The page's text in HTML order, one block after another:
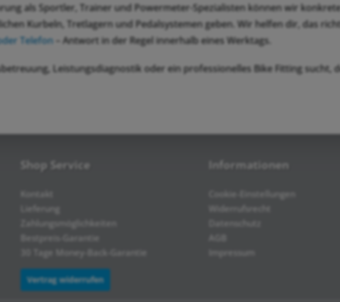
als Sportler, Trainer und Powermeter-Spezialisten können wir
Kurbeln, Tretlagern und Pedalsystemen geben. Wir helfen dir, das
Telefon – Antwort in der Regel innerhalb eines Werktags.
Leistungsdiagnostik oder ein professionelles Bike Fitting sucht,
Shop Service
Kontakt
Lieferung
Zahlungsmöglichkeiten
Bestpreis-Garantie
30 Tage Money-Back-Garantie
Vertrag widerrufen
Informationen
Cookie-Einstellungen
Widerrufsrecht
Datenschutz
Impressum